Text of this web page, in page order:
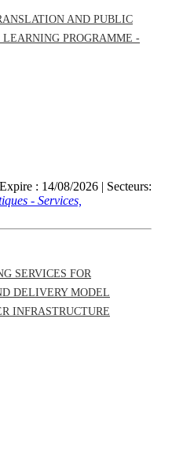
AND PUBLIC
PROGRAMME -
: 14/08/2026 | Secteurs:
- Services,
SERVICES FOR
DELIVERY MODEL
INFRASTRUCTURE